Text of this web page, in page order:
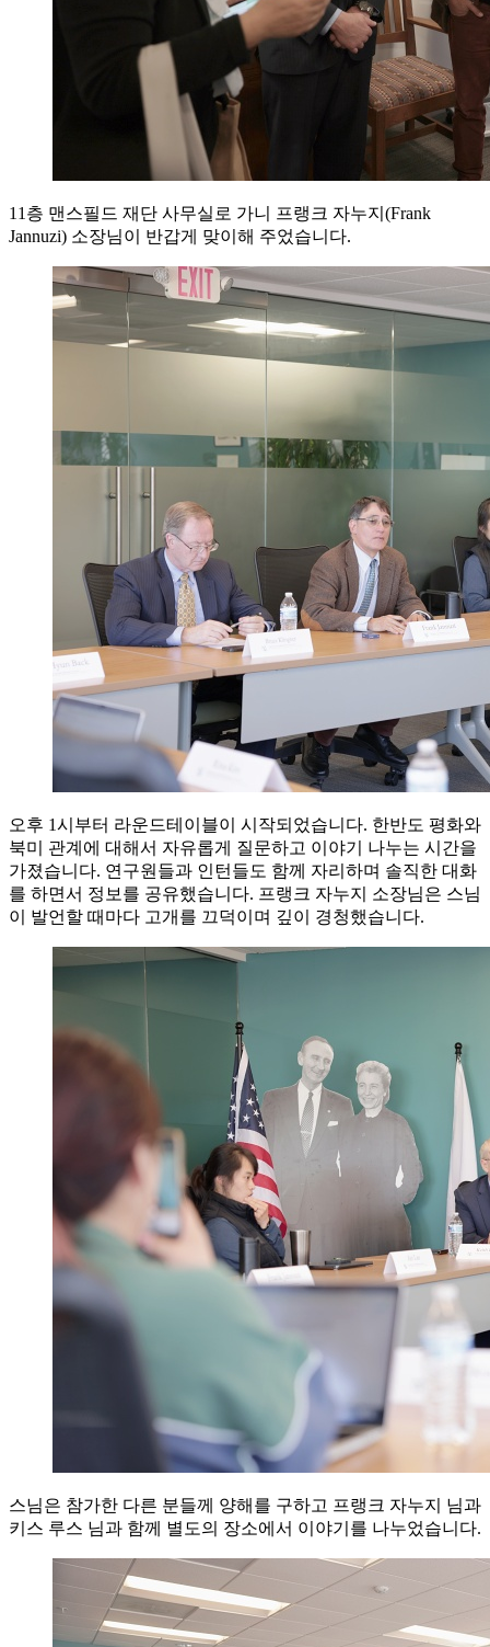
11층 맨스필드 재단 사무실로 가니 프랭크 자누지(Frank
Jannuzi) 소장님이 반갑게 맞이해 주었습니다.
오후 1시부터 라운드테이블이 시작되었습니다. 한반도 평화와
북미 관계에 대해서 자유롭게 질문하고 이야기 나누는 시간을
가졌습니다. 연구원들과 인턴들도 함께 자리하며 솔직한 대화
를 하면서 정보를 공유했습니다. 프랭크 자누지 소장님은 스님
이 발언할 때마다 고개를 끄덕이며 깊이 경청했습니다.
스님은 참가한 다른 분들께 양해를 구하고 프랭크 자누지 님과
키스 루스 님과 함께 별도의 장소에서 이야기를 나누었습니다.